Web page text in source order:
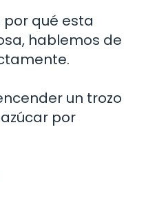
qué esta
hablemos de
un trozo
por